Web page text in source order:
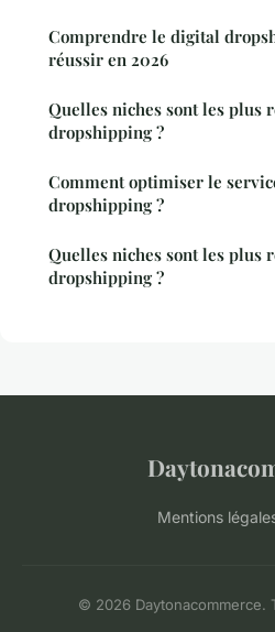
Comprendre le digital
réussir en 2026
Quelles niches sont les plus
dropshipping ?
Comment optimiser le
dropshipping ?
Quelles niches sont les plus
dropshipping ?
Mentions
© 2026 Daytonacommerce.